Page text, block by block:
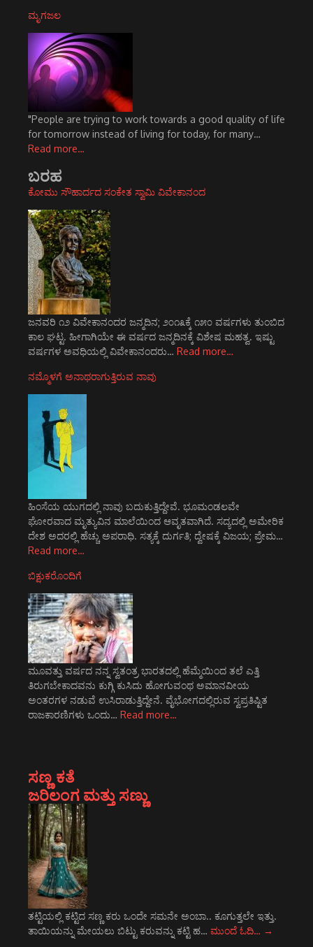
ಮೃಗಜಲ
"People are trying to work towards a good quality of life
for tomorrow instead of living for today, for many…
Read more…
ಬರಹ
ಕೋಮು ಸೌಹಾರ್ದದ ಸಂಕೇತ ಸ್ವಾಮಿ ವಿವೇಕಾನಂದ
ಜನವರಿ ೧೨ ವಿವೇಕಾನಂದರ ಜನ್ಮದಿನ; ೨೦೧೩ಕ್ಕೆ ೧೫೦ ವರ್ಷಗಳು ತುಂಬಿದ
ಕಾಲ ಘಟ್ಟ. ಹೀಗಾಗಿಯೇ ಈ ವರ್ಷದ ಜನ್ಮದಿನಕ್ಕೆ ವಿಶೇಷ ಮಹತ್ವ. ಇಷ್ಟು
ವರ್ಷಗಳ ಅವಧಿಯಲ್ಲಿ ವಿವೇಕಾನಂದರು… Read more…
ನಮ್ಮೊಳಗೆ ಅನಾಥರಾಗುತ್ತಿರುವ ನಾವು
ಹಿಂಸೆಯ ಯುಗದಲ್ಲಿ ನಾವು ಬದುಕುತ್ತಿದ್ದೇವೆ. ಭೂಮಂಡಲವೇ
ಘೋರವಾದ ಮೃತ್ಯುವಿನ ಮಾಲೆಯಿಂದ ಆವೃತವಾಗಿದೆ. ಸದ್ಯದಲ್ಲಿ ಅಮೇರಿಕ
ದೇಶ ಅದರಲ್ಲಿ ಹೆಚ್ಚು ಅಪರಾಧಿ. ಸತ್ಯಕ್ಕೆ ದುರ್ಗತಿ; ದ್ವೇಷಕ್ಕೆ ವಿಜಯ; ಪ್ರೇಮ…
Read more…
ಬಿಕ್ಷುಕರೊಂದಿಗೆ
ಮೂವತ್ತು ವರ್ಷದ ನನ್ನ ಸ್ವತಂತ್ರ ಭಾರತದಲ್ಲಿ ಹೆಮ್ಮೆಯಿಂದ ತಲೆ ಎತ್ತಿ
ತಿರುಗಬೇಕಾದವನು ಕುಗ್ಗಿ ಕುಸಿದು ಹೋಗುವಂಥ ಅಮಾನವೀಯ
ಅಂತರಗಳ ನಡುವೆ ಉಸಿರಾಡುತ್ತಿದ್ದೇನೆ. ವೈಭೋಗದಲ್ಲಿರುವ ಸ್ವಪ್ರತಿಷ್ಟಿತ
ರಾಜಕಾರಣಿಗಳು ಒಂದು… Read more…
ಸಣ್ಣ ಕತೆ
ಜರಿಲಂಗ ಮತ್ತು ಸಣ್ಣು
ತಟ್ಟಿಯಲ್ಲಿ ಕಟ್ಟಿದ ಸಣ್ಣ ಕರು ಒಂದೇ ಸಮನೇ ಅಂಬಾ.. ಕೂಗುತ್ತಲೇ ಇತ್ತು.
ತಾಯಿಯನ್ನು ಮೇಯಲು ಬಿಟ್ಟು ಕರುವನ್ನು ಕಟ್ಟಿ ಹ… ಮುಂದೆ ಓದಿ… →